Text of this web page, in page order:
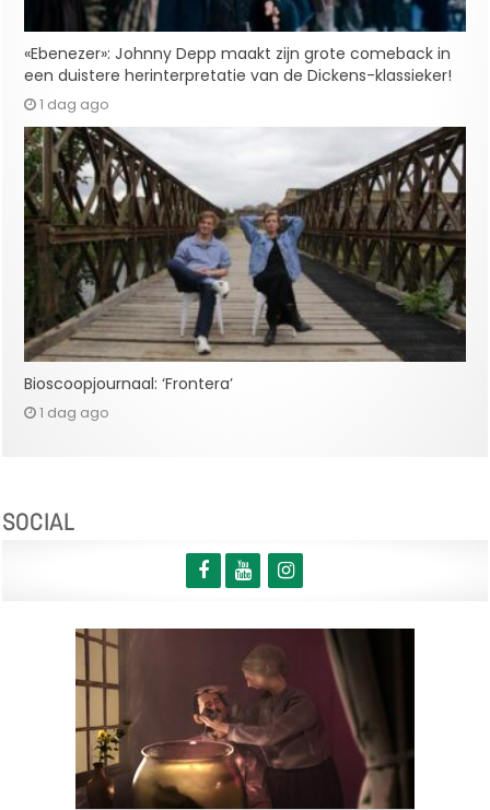
«Ebenezer»: Johnny Depp maakt zijn grote comeback in
een duistere herinterpretatie van de Dickens-klassieker!
1 dag ago
Bioscoopjournaal: ‘Frontera’
1 dag ago
SOCIAL